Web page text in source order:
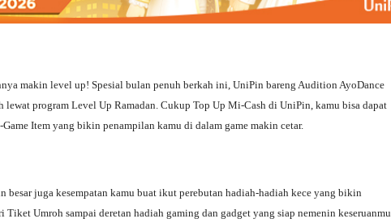
makin level up! Spesial bulan penuh berkah ini, UniPin bareng Audition AyoDance
program Level Up Ramadan. Cukup Top Up Mi-Cash di UniPin, kamu bisa dapat
Item yang bikin penampilan kamu di dalam game makin cetar.
besar juga kesempatan kamu buat ikut perebutan hadiah-hadiah kece yang bikin
Umroh sampai deretan hadiah gaming dan gadget yang siap nemenin keseruanmu